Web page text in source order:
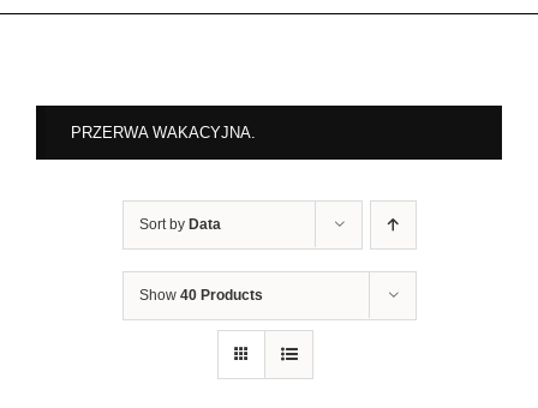
PRZERWA WAKACYJNA.
Sort by Data
Show 40 Products